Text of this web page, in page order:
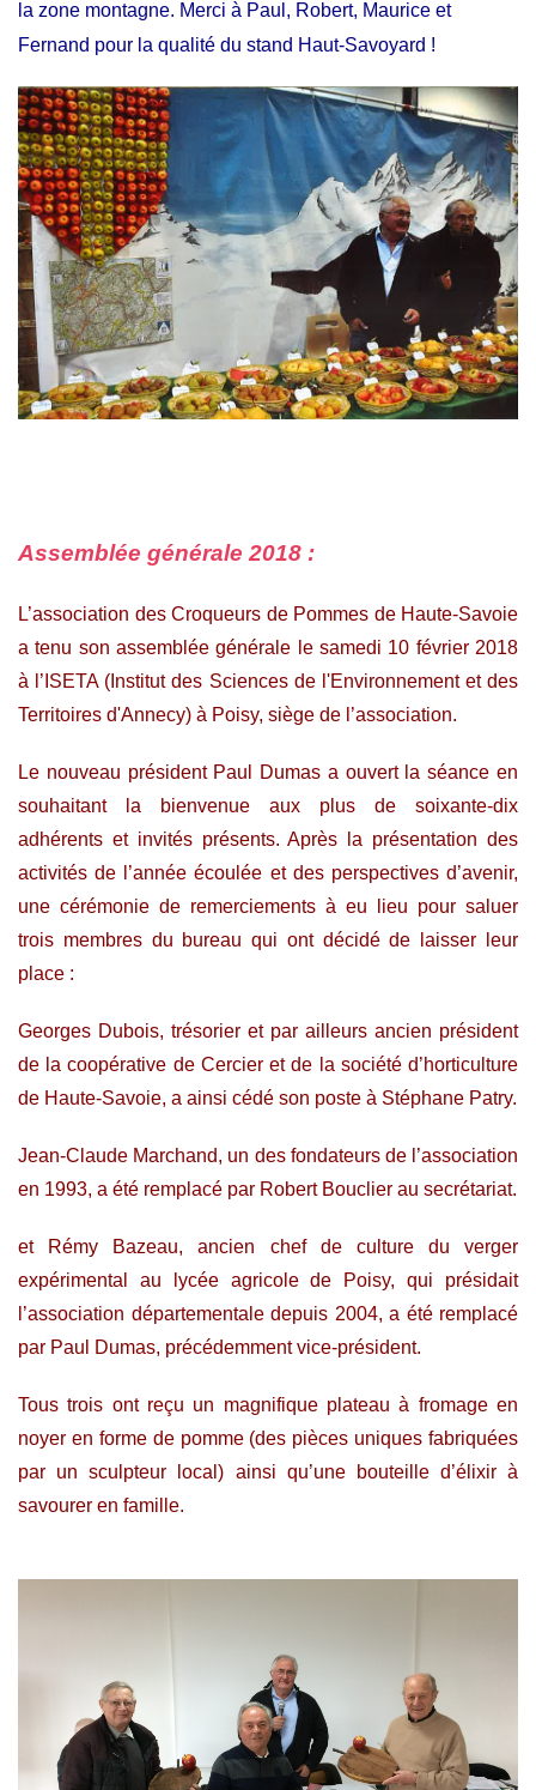
la zone montagne. Merci à Paul, Robert, Maurice et
Fernand pour la qualité du stand Haut-Savoyard !
Assemblée générale 2018 :
L’association des Croqueurs de Pommes de Haute-Savoie
a tenu son assemblée générale le samedi 10 février 2018
à l’ISETA (Institut des Sciences de l'Environnement et des
Territoires d'Annecy) à Poisy, siège de l’association.
Le nouveau président Paul Dumas a ouvert la séance en
souhaitant la bienvenue aux plus de soixante-dix
adhérents et invités présents. Après la présentation des
activités de l’année écoulée et des perspectives d’avenir,
une cérémonie de remerciements à eu lieu pour saluer
trois membres du bureau qui ont décidé de laisser leur
place :
Georges Dubois, trésorier et par ailleurs ancien président
de la coopérative de Cercier et de la société d’horticulture
de Haute-Savoie, a ainsi cédé son poste à Stéphane Patry.
Jean-Claude Marchand, un des fondateurs de l’association
en 1993, a été remplacé par Robert Bouclier au secrétariat.
et Rémy Bazeau, ancien chef de culture du verger
expérimental au lycée agricole de Poisy, qui présidait
l’association départementale depuis 2004, a été remplacé
par Paul Dumas, précédemment vice-président.
Tous trois ont reçu un magnifique plateau à fromage en
noyer en forme de pomme (des pièces uniques fabriquées
par un sculpteur local) ainsi qu’une bouteille d’élixir à
savourer en famille.